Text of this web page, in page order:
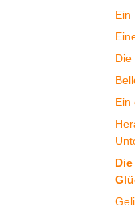
Ein
Die
Ein